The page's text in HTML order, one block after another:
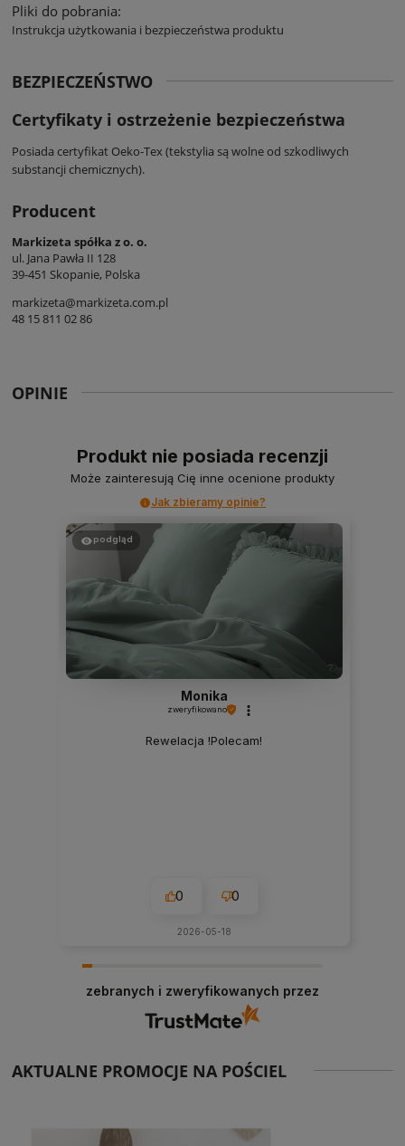
Pliki do pobrania:
Instrukcja użytkowania i bezpieczeństwa produktu
BEZPIECZEŃSTWO
Certyfikaty i ostrzeżenie bezpieczeństwa
Posiada certyfikat Oeko-Tex (tekstylia są wolne od szkodliwych
substancji chemicznych).
Producent
Markizeta spółka z o. o.
ul. Jana Pawła II 128
39-451 Skopanie, Polska
markizeta@markizeta.com.pl
48 15 811 02 86
OPINIE
Produkt nie posiada recenzji
Może zainteresują Cię inne ocenione produkty
Jak zbieramy opinie?
podgląd
Monika
zweryfikowano
Rewelacja !Polecam!
0 0
2026-05-18
zebranych i zweryfikowanych przez
AKTUALNE PROMOCJE NA POŚCIEL